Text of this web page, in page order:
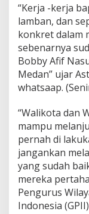
“Kerja -kerja
lamban, dan
konkret dalam
sebenarnya
Bobby Afif
Medan” ujar
whatsaap.
“Walikota dan
mampu
pernah di
jangankan
yang sudah
mereka
Pengurus
Indonesia